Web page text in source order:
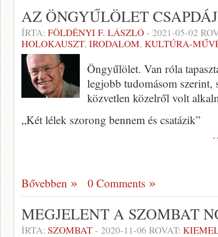
AZ ÖNGYŰLÖLET
ÍRTA: FÖLDÉNYI F. LÁSZLÓ- 2021-05-02
HOLOKAUSZT, IRODALOM, KULTÚRA-
Öngyűlölet. Van róla
legjobb tudomásom
közvetlen közelről volt
„Két lélek szorong bennem és csatázik”
Bővebben 0 Comments
MEGJELENT A SZOMBAT
ÍRTA: SZOMBAT- 2020-11-06 ROVAT: